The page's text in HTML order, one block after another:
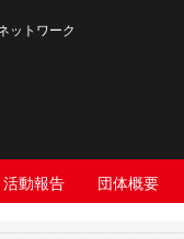
ットワーク
活動報告 団体概要